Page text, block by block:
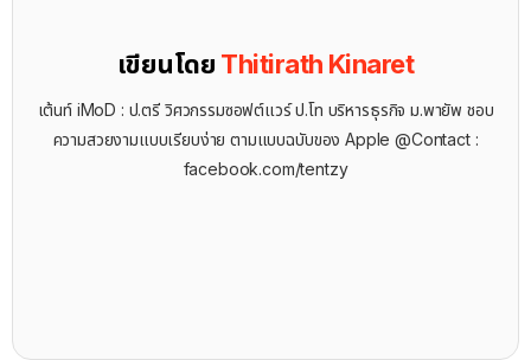
เขียนโดย Thitirath Kinaret
เต้นท์ iMoD : ป.ตรี วิศวกรรมซอฟต์แวร์ ป.โท บริหารธุรกิจ ม.พายัพ ชอบ
ความสวยงามแบบเรียบง่าย ตามแบบฉบับของ Apple @Contact :
facebook.com/tentzy